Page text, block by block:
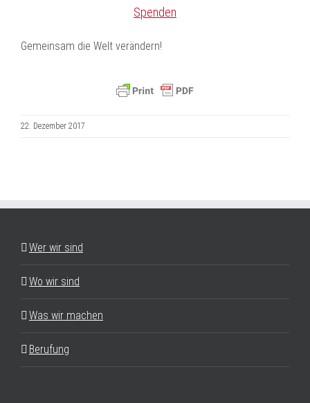
Spenden
Gemeinsam die Welt verändern!
22. Dezember 2017
Wer wir sind
Wo wir sind
Was wir machen
Berufung